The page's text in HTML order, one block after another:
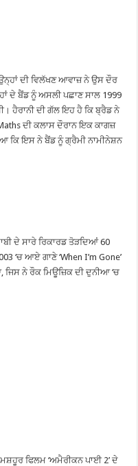
ਦੀ ਵਿਲੱਖਣ ਆਵਾਜ਼ ਨੇ ਉਸ ਦੌਰ
ਦੇ ਬੈਂਡ ਨੂੰ ਅਸਲੀ ਪਛਾਣ ਸਾਲ 1999
ਹੈਰਾਨੀ ਦੀ ਗੱਲ ਇਹ ਹੈ ਕਿ ਬ੍ਰੈਡ ਨੇ
ਦੀ ਕਲਾਸ ਦੌਰਾਨ ਇਕ ਕਾਗਜ਼
ਕਿ ਇਸ ਨੇ ਬੈਂਡ ਨੂੰ ਗ੍ਰੈਮੀ ਨਾਮੀਨੇਸ਼ਨ
ਦੇ ਸਾਰੇ ਰਿਕਾਰਡ ਤੋੜਦਿਆਂ 60
‘ਚ ਆਏ ਗਾਣੇ ‘When I’m Gone’
ਨੇ ਰੌਕ ਮਿਊਜ਼ਿਕ ਦੀ ਦੁਨੀਆ ‘ਚ
ਮਸ਼ਹੂਰ ਫਿਲਮ ‘ਅਮੈਰੀਕਨ ਪਾਈ 2’ ਦੇ